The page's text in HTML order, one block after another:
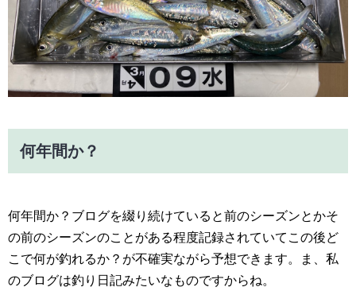
何年間か？
何年間か？ブログを綴り続けていると前のシーズンとかそ
の前のシーズンのことがある程度記録されていてこの後ど
こで何が釣れるか？が不確実ながら予想できます。ま、私
のブログは釣り日記みたいなものですからね。